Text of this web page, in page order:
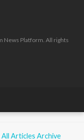
News Platform. All rights
Archive